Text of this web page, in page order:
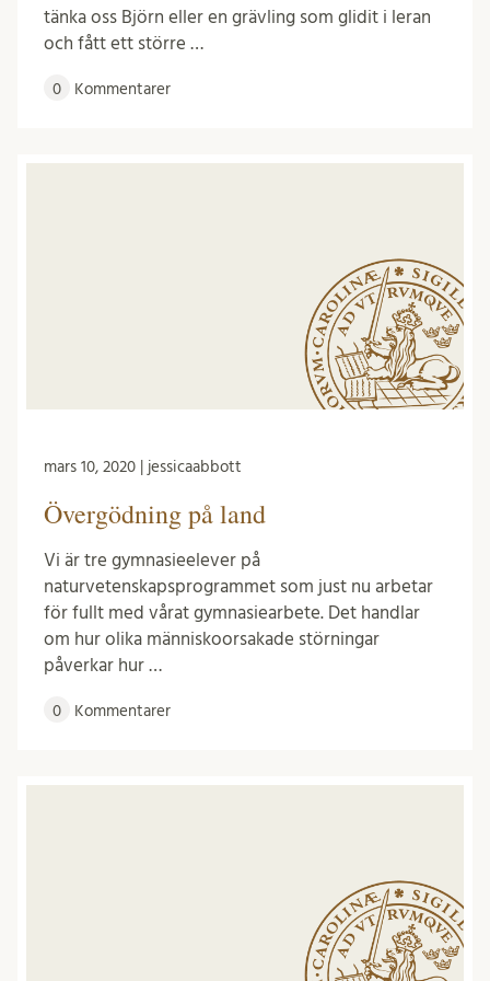
tänka oss Björn eller en grävling som glidit i leran
och fått ett större …
0 Kommentarer
mars 10, 2020 | jessicaabbott
Övergödning på land
Vi är tre gymnasieelever på
naturvetenskapsprogrammet som just nu arbetar
för fullt med vårat gymnasiearbete. Det handlar
om hur olika människoorsakade störningar
påverkar hur …
0 Kommentarer